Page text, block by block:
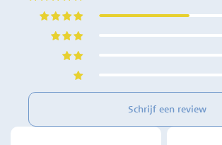
Schrijf een review